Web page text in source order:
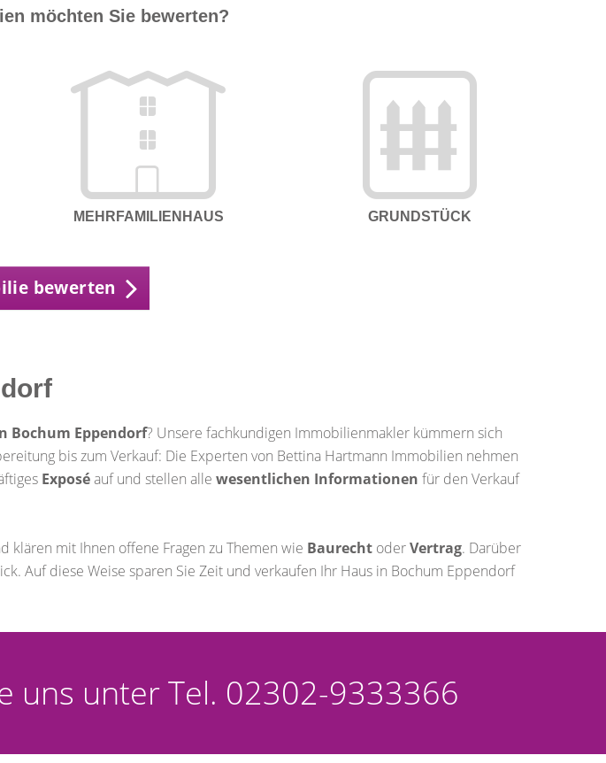
möchten Sie bewerten?
MEHRFAMILIENHAUS GRUNDSTÜCK
bewerten
Bochum Eppendorf? Unsere fachkundigen Immobilienmakler kümmern sich
bis zum Verkauf: Die Experten von Bettina Hartmann Immobilien nehmen
Exposéauf und stellen alle wesentlichen Informationen für den Verkauf
klären mit Ihnen offene Fragen zu Themen wie Baurecht oderVertrag. Darüber
Auf diese Weise sparen Sie Zeit und verkaufen Ihr Haus in Bochum Eppendorf
uns unter Tel. 02302-9333366